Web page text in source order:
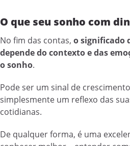
O que seu sonho com
No fim das contas, o significado
depende do contexto e das
o sonho.
Pode ser um sinal de
simplesmente um reflexo das
cotidianas.
De qualquer forma, é uma